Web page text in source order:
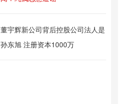
董宇辉新公司背后控股公司法人是
孙东旭 注册资本1000万